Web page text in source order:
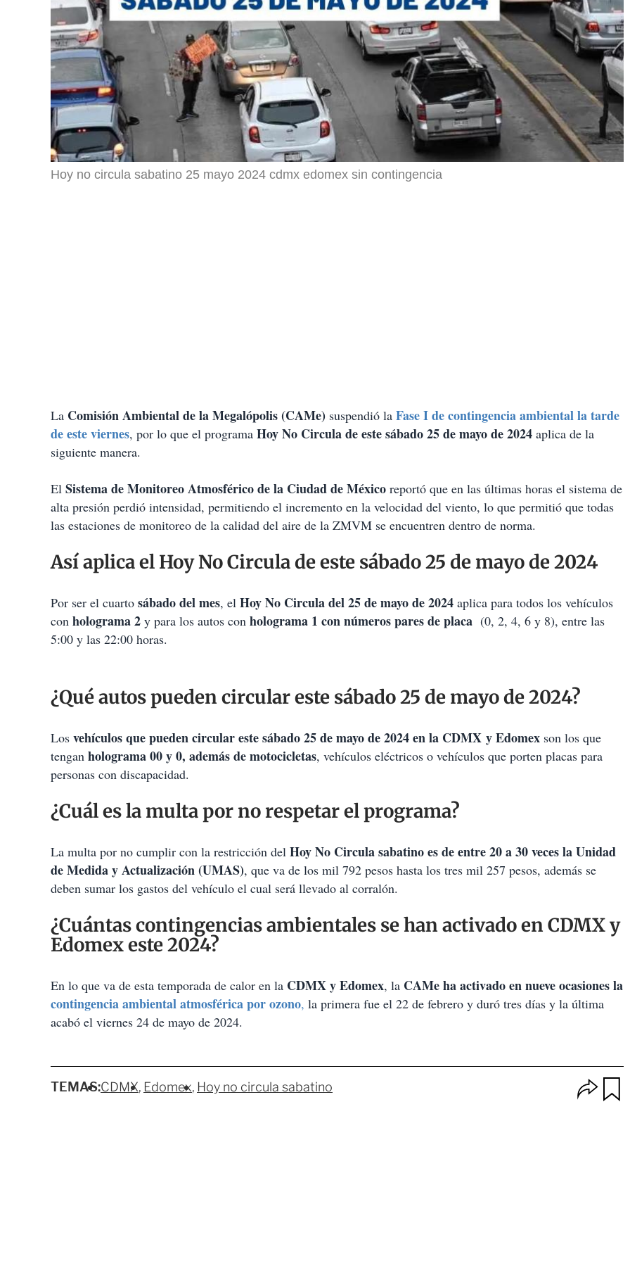
Hoy no circula sabatino 25 mayo 2024 cdmx edomex sin contingencia
La Comisión Ambiental de la Megalópolis (CAMe) suspendió la Fase I de contingencia ambiental la tarde
de este viernes, por lo que el programa Hoy No Circula de este sábado 25 de mayo de 2024 aplica de la
siguiente manera.
El Sistema de Monitoreo Atmosférico de la Ciudad de México reportó que en las últimas horas el sistema de
alta presión perdió intensidad, permitiendo el incremento en la velocidad del viento, lo que permitió que todas
las estaciones de monitoreo de la calidad del aire de la ZMVM se encuentren dentro de norma.
Así aplica el Hoy No Circula de este sábado 25 de mayo de 2024
Por ser el cuarto sábado del mes, el Hoy No Circula del 25 de mayo de 2024 aplica para todos los vehículos
con holograma 2 y para los autos con holograma 1 con números pares de placa (0, 2, 4, 6 y 8), entre las
5:00 y las 22:00 horas.
¿Qué autos pueden circular este sábado 25 de mayo de 2024?
Los vehículos que pueden circular este sábado 25 de mayo de 2024 en la CDMX y Edomex son los que
tengan holograma 00 y 0, además de motocicletas, vehículos eléctricos o vehículos que porten placas para
personas con discapacidad.
¿Cuál es la multa por no respetar el programa?
La multa por no cumplir con la restricción del Hoy No Circula sabatino es de entre 20 a 30 veces la Unidad
de Medida y Actualización (UMAS), que va de los mil 792 pesos hasta los tres mil 257 pesos, además se
deben sumar los gastos del vehículo el cual será llevado al corralón.
¿Cuántas contingencias ambientales se han activado en CDMX y
Edomex este 2024?
En lo que va de esta temporada de calor en la CDMX y Edomex, la CAMe ha activado en nueve ocasiones la
contingencia ambiental atmosféricapor ozono, la primera fue el 22 de febrero y duró tres días y la última
acabó el viernes 24 de mayo de 2024.
TEMAS:CDMX Edomex Hoy no circula sabatino
p